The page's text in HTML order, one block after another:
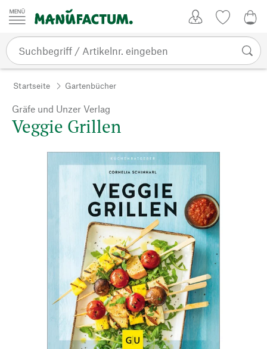
Zum Inhalt springen
Startseite Gartenbücher
Gräfe und Unzer Verlag
Veggie Grillen